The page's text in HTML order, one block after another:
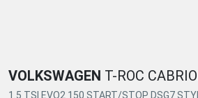
VOLKSWAGEN T-ROC
1.5 TSI EVO2 150 START/STOP DSG7